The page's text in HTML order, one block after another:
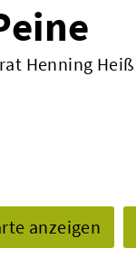
Henning Heiß
anzeigen